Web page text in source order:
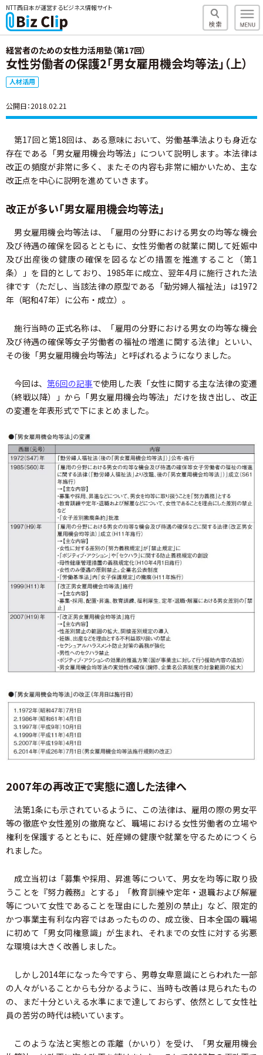
NTT西日本が運営するビジネス情報サイト
経営者のための女性力活用塾（第17回）
女性労働者の保護2「男女雇用機会均等法」（上）
人材活用
公開日：2018.02.21
第17回と第18回は、ある意味において、労働基準法よりも身近な
存在である「男女雇用機会均等法」について説明します。本法律は
改正の頻度が非常に多く、またその内容も非常に細かいため、主な
改正点を中心に説明を進めていきます。
改正が多い「男女雇用機会均等法」
男女雇用機会均等法は、「雇用の分野における男女の均等な機会
及び待遇の確保を図るとともに、女性労働者の就業に関して妊娠中
及び出産後の健康の確保を図るなどの措置を推進すること（第1
条）」を目的としており、1985年に成立、翌年4月に施行された法
律です（ただし、当該法律の原型である「勤労婦人福祉法」は1972
年（昭和47年）に公布・成立）。
施行当時の正式名称は、「雇用の分野における男女の均等な機会
及び待遇の確保等女子労働者の福祉の増進に関する法律」といい、
その後「男女雇用機会均等法」と呼ばれるようになりました。
今回は、 第6回の記事で使用した表「女性に関する主な法律の変遷
（終戦以降）」から「男女雇用機会均等法」だけを抜き出し、改正
の変遷を年表形式で下にまとめました。
2007年の再改正で実態に適した法律へ
法第1条にも示されているように、この法律は、雇用の際の男女平
等の徹底や女性差別の撤廃など、職場における女性労働者の立場や
権利を保護するとともに、妊産婦の健康や就業を守るためにつくら
れました。
成立当初は「募集や採用、昇進等について、男女を均等に取り扱
うことを『努力義務』とする」「教育訓練や定年・退職および解雇
等について女性であることを理由にした差別の禁止」など、限定的
かつ事業主有利な内容ではあったものの、成立後、日本全国の職場
に初めて「男女同権意識」が生まれ、それまでの女性に対する劣悪
な環境は大きく改善しました。
しかし2014年になった今ですら、男尊女卑意識にとらわれた一部
の人々がいることからも分かるように、当時も改善は見られたもの
の、まだ十分といえる水準にまで達しておらず、依然として女性社
員の苦労の時代は続いています。
このような法と実態との乖離（かいり）を受け、「男女雇用機会